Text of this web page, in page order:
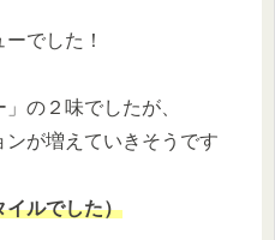
でした！
の２味でしたが、
が増えていきそうです
イルでした）